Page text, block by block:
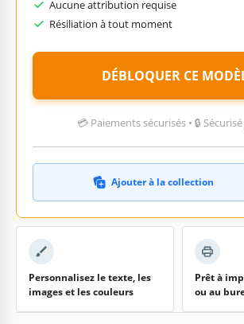
Aucune attribution requise
Résiliation à tout moment
DÉBLOQUER CE
💳 Paiements sécurisés • 🔒 Sécurisé
Ajouter à la collection
Personnalisez le texte, les
images et les couleurs
Prêt à
ou au